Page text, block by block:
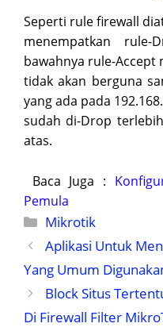
Seperti rule firewall
menempatkan
bawahnya rule-Accept
tidak akan berguna
yang ada pada
sudah di-Drop
atas.
Baca Juga :
Pemula
Kategori
Mikrotik
Aplikasi Untuk
Yang Umum
Block Situs
Di Firewall Filter